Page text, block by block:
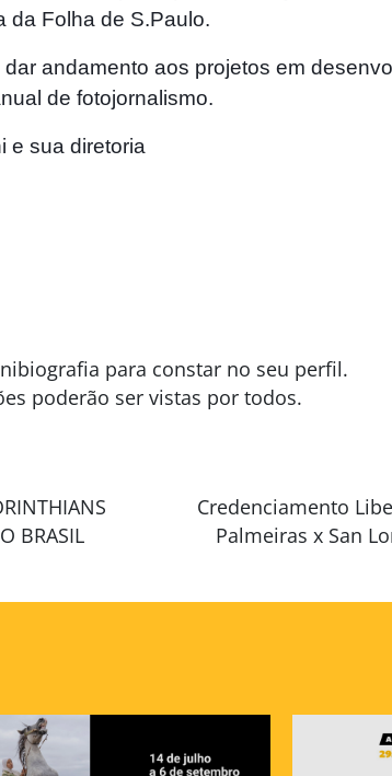
da Folha de S.Paulo.
andamento aos projetos em
de fotojornalismo.
e sua diretoria
para constar no seu perfil.
poderão ser vistas por todos.
BRASIL
Credenciamento
Palmeiras x San